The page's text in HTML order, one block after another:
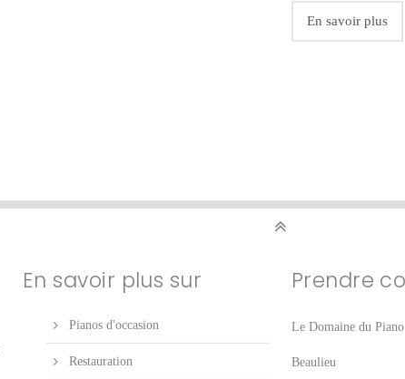
En savoir plus
En savoir plus sur
Pianos d'occasion
Restauration
Prendre
Le Domaine du Piano
Beaulieu